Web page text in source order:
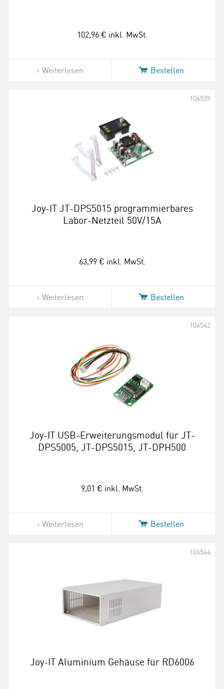
102,96 € inkl. MwSt.
Weiterlesen Bestellen
Joy-IT JT-DPS5015 programmierbares
Labor-Netzteil 50V/15A
106539
63,99 € inkl. MwSt.
Weiterlesen Bestellen
Joy-IT USB-Erweiterungsmodul für JT-
DPS5005, JT-DPS5015, JT-DPH500
106542
9,01 € inkl. MwSt.
Weiterlesen Bestellen
Joy-IT Aluminium Gehäuse für RD6006
106544